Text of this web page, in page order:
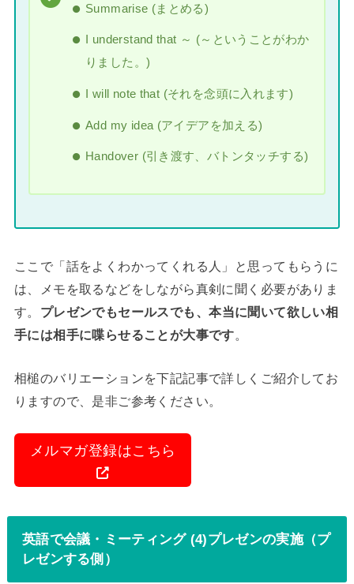
Summarise (まとめる)
I understand that ～ (～ということがわか
りました。)
I will note that (それを念頭に入れます)
Add my idea (アイデアを加える)
Handover (引き渡す、バトンタッチする)
ここで「話をよくわかってくれる人」と思ってもらうに
は、メモを取るなどをしながら真剣に聞く必要がありま
す。 プレゼンでもセールスでも、本当に聞いて欲しい相
手には相手に喋らせることが大事です
相槌のバリエーションを下記記事で詳しくご紹介してお
りますので、是非ご参考ください。
メルマガ登録はこちら
英語で会議・ミーティング (4)プレゼンの実施（プ
レゼンする側）